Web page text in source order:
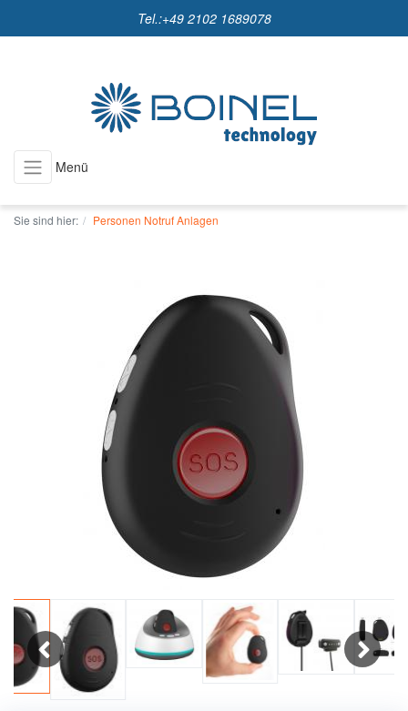
Tel.:+49 2102 1689078
Menü
Sie sind hier: Personen Notruf Anlagen
Previous